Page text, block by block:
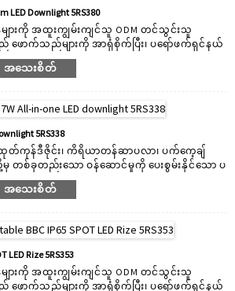
း ပါဝင်ပါသည်။ Lediant မှရောင်းချသောထုတ်ကုန်
ထားသောထုတ်ကုန်ဖြစ်ပြီး၎င်း၏ကိုယ်ပိုင်ဆန်း
LED Downlight 5RS380
ျားကို အထူးကျွမ်းကျင်သူ ODM တင်သွင်းသူ
ဖောက်သည်များကို အာရုံစိုက်ပြီး၊ ပရော်ဖက်ရှင်နယ်
" ထိပ်တန်း LED downlight ထုတ်လုပ်သူဖြစ်သည်။
ဝန်ထမ်းအဖွဲ့ဝင် 30 ဖြင့် Lediant သည် သင့်စျေး
downlight များကို ဒီဇိုင်းဆွဲပြီး ထုတ်လုပ်
င် ပြည်တွင်းမီးလုံးများ၊ စီးပွားဖြစ် အောက်မီး
း ပါဝင်ပါသည်။ Lediant မှရောင်းချသောထုတ်ကုန်
ထားသောထုတ်ကုန်ဖြစ်ပြီး၎င်း၏ကိုယ်ပိုင်ဆန်း
အသေးစိတ်
5RS338
တ်ကုန်ဒီဇိုင်း၊ ကိရိယာတန်ဆာပလာ၊ ပက်ကေ့ချ်
တစ်ခုတည်းသော ဝန်ဆောင်မှုကို ပေးစွမ်းနိုင်သော ပ
ဦးဆောင်သည့် ဒေါင်းမီးများ ထုတ်လုပ်ရောင်းချသူ
တွင်ပြုလုပ်ထားသော led downlights အားလုံးကို
ာသော ODM ဝန်ဆောင်မှုများရှိသည်။ ဒီဇိုင်း
R&D အင်ဂျင်နီယာများသည် ကျွန်ုပ်တို့နှင့်အတူ
င်းအတွက် ဖောက်သည်များအား အမြန်ဖြေရှင်းချက်
ကို ဖြည့်ဆည်းနိုင်ရန် မတူညီသော dimmable
ပေးဆောင်သည်...
အသေးစိတ်
LED Rize 5RS353
ျားကို အထူးကျွမ်းကျင်သူ ODM တင်သွင်းသူ
ဖောက်သည်များကို အာရုံစိုက်ပြီး၊ ပရော်ဖက်ရှင်နယ်